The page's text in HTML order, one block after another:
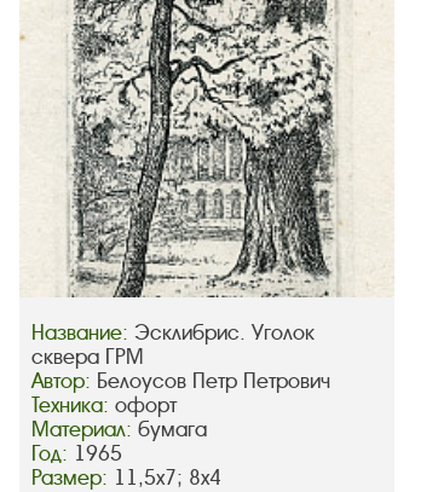
Название:Эсклибрис. Уголок
сквера ГРМ
Автор: Белоусов Петр Петрович
Техника:офорт
Материал:бумага
Год: 1965
Размер: 11,5х7; 8х4